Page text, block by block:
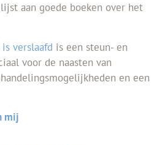
aan goede boeken over het
verslaafd is een steun- en
voor de naasten van
en een
mij